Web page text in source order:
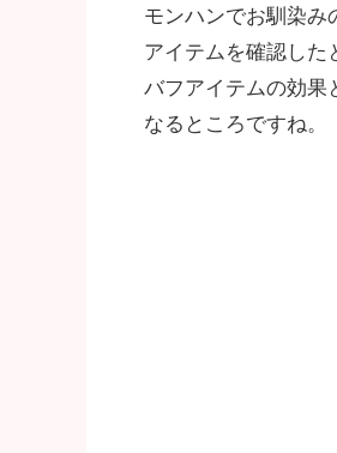
モンハンでお馴染み
アイテムを確認した
バフアイテムの効果
なるところですね。